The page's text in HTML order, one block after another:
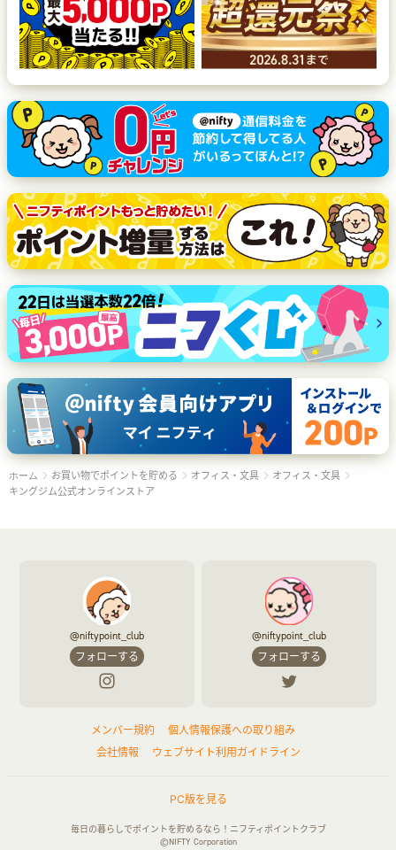
ホーム お買い物でポイントを貯める オフィス・文具
オフィス・文具
キングジム公式オンラインストア
@niftypoint_club
フォローする
@niftypoint_club
フォローする
メンバー規約
個人情報保護への取り組み
会社情報
ウェブサイト利用ガイドライン
PC版を見る
毎日の暮らしでポイントを貯めるなら！ニフティポイントクラブ
©NIFTY Corporation